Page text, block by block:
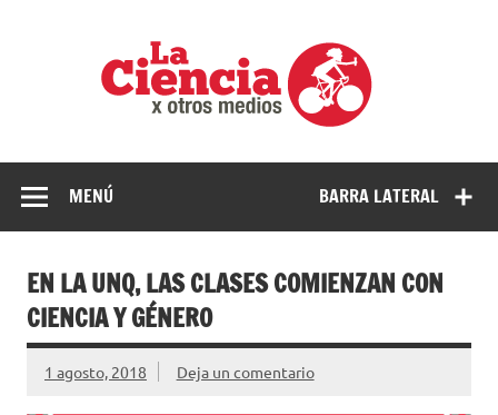
otros
BARRA LATERAL
MENÚ
EN LA UNQ, LAS CLASES COMIENZAN CON
CIENCIA Y GÉNERO
1 agosto, 2018 Deja un comentario